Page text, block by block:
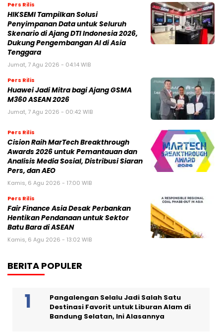
Pers Rilis
HIKSEMI Tampilkan Solusi
Penyimpanan Data untuk Seluruh
Skenario di Ajang DTI Indonesia 2026,
Dukung Pengembangan AI di Asia
Tenggara
Jumat, 7 Agu 2026 - 04:14 WIB
Pers Rilis
Huawei Jadi Mitra bagi Ajang GSMA
M360 ASEAN 2026
Jumat, 7 Agu 2026 - 00:42 WIB
Pers Rilis
Cision Raih MarTech Breakthrough
Awards 2026 untuk Pemantauan dan
Analisis Media Sosial, Distribusi Siaran
Pers, dan AEO
Kamis, 6 Agu 2026 - 17:00 WIB
Pers Rilis
Fair Finance Asia Desak Perbankan
Hentikan Pendanaan untuk Sektor
Batu Bara di ASEAN
Kamis, 6 Agu 2026 - 13:02 WIB
BERITA POPULER
Pangalengan Selalu Jadi Salah Satu
Destinasi Favorit untuk Liburan Alam di
Bandung Selatan, Ini Alasannya